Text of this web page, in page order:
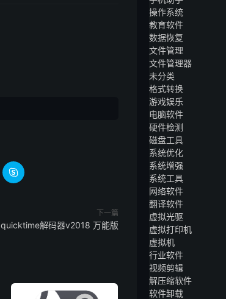

下一篇
quicktime解码器v2018 万能版
操作系统
教育软件
数据恢复
文件管理
文件管理器
未分类
格式转换
游戏娱乐
电脑软件
硬件检测
磁盘工具
系统优化
系统增强
系统工具
网络软件
翻译软件
虚拟光驱
虚拟打印机
虚拟机
行业软件
视频剪辑
解压缩软件
软件卸载